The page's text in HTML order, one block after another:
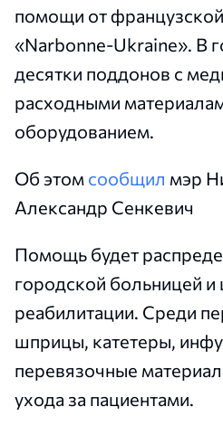
помощи от
«Narbonne-Ukraine». В
десятки поддонов с
расходными
оборудованием.
Об этом сообщил мэр
Александр Сенкевич
Помощь будет
городской больницей и
реабилитации. Среди
шприцы, катетеры,
перевязочные
ухода за пациентами.